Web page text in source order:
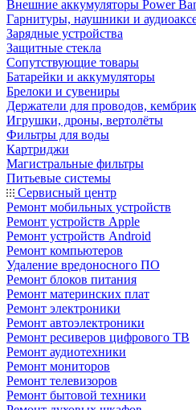
Внешние аккумуляторы Power
Гарнитуры, наушники и
Зарядные устройства
Защитные стекла
Сопутствующие товары
Батарейки и аккумуляторы
Брелоки и сувениры
Держатели для проводов,
Игрушки, дроны, вертолёты
Фильтры для воды
Картриджи
Магистральные фильтры
Питьевые системы
Сервисный центр
Ремонт мобильных устройств
Ремонт устройств Apple
Ремонт устройств Android
Ремонт компьютеров
Удаление вредоносного ПО
Ремонт блоков питания
Ремонт материнских плат
Ремонт электроники
Ремонт автоэлектроники
Ремонт ресиверов цифрового ТВ
Ремонт аудиотехники
Ремонт мониторов
Ремонт телевизоров
Ремонт бытовой техники